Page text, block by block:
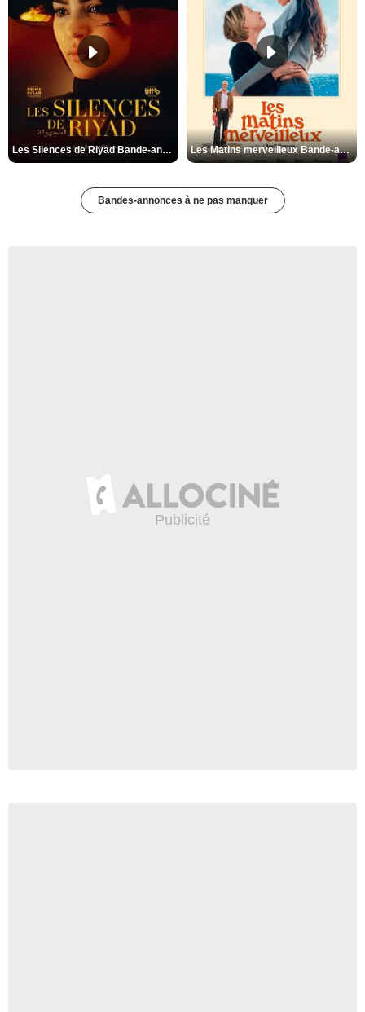
Les Silences de Riyad Bande-annonce VO STFR Les Matins merveilleux Bande-annonce VF
Bandes-annonces à ne pas manquer